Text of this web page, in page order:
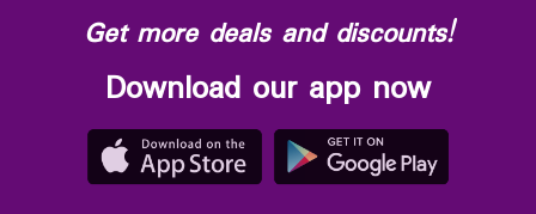
Get more deals and discounts!
Download our app now